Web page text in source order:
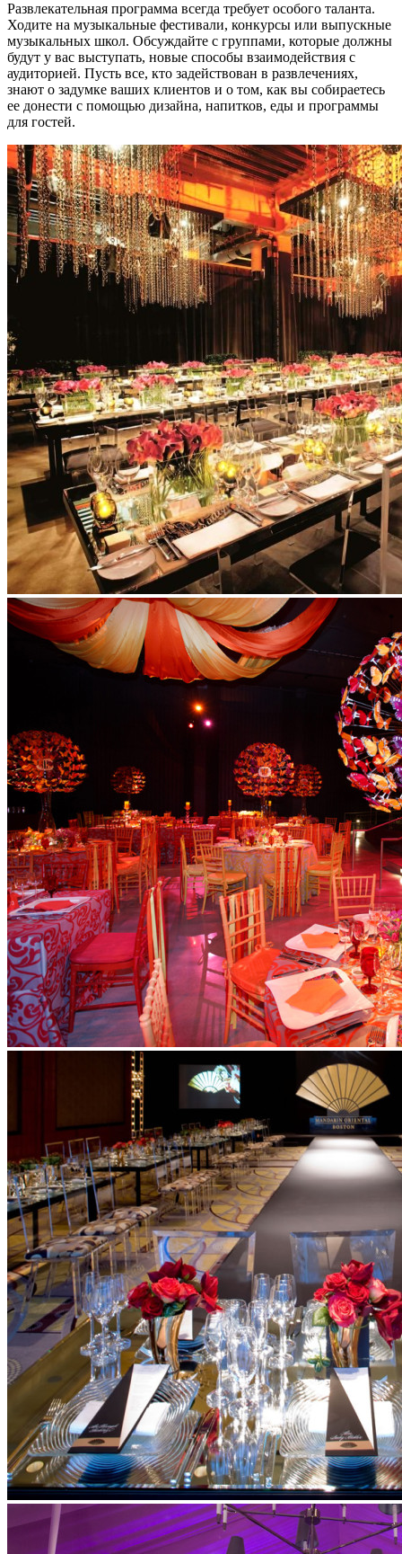
Развлекательная программа всегда требует особого таланта.
Ходите на музыкальные фестивали, конкурсы или выпускные
музыкальных школ. Обсуждайте с группами, которые должны
будут у вас выступать, новые способы взаимодействия с
аудиторией. Пусть все, кто задействован в развлечениях,
знают о задумке ваших клиентов и о том, как вы собираетесь
ее донести с помощью дизайна, напитков, еды и программы
для гостей.